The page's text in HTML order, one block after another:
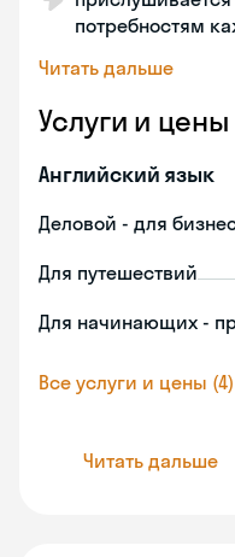
потребностям
Читать дальше
Услуги и цены
Английский язык
Деловой - для
Для путешествий
Для начинающих -
Все услуги и цены (4)
Читать дальше